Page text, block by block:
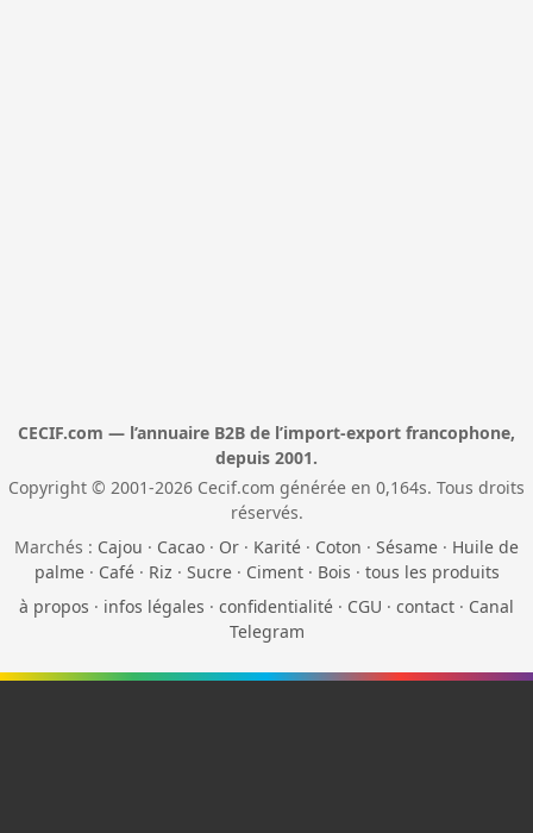
CECIF.com — l’annuaire B2B de l’import-export francophone,
depuis 2001.
Copyright © 2001-2026 Cecif.com générée en 0,164s. Tous droits
réservés.
Marchés : Cajou · Cacao · Or · Karité · Coton · Sésame · Huile de
palme· Café· Riz · Sucre· Ciment· Bois · tous les produits
à propos · infos légales · confidentialité · CGU · contact · Canal
Telegram